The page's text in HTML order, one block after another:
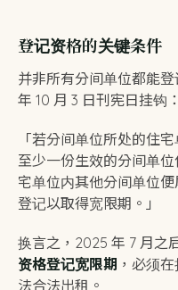
登记资格的关键条件
并非所有分间单位都能
年 10 月 3 日刊宪日挂钩：
「若分间单位所处的住
至少一份生效的分间单
宅单位内其他分间单位
登记以取得宽限期。」
换言之，2025 年 7 月之
资格登记宽限期 ，必须
法合法出租。